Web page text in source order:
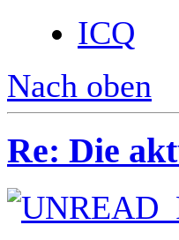
ICQ
Nach oben
Re: Die